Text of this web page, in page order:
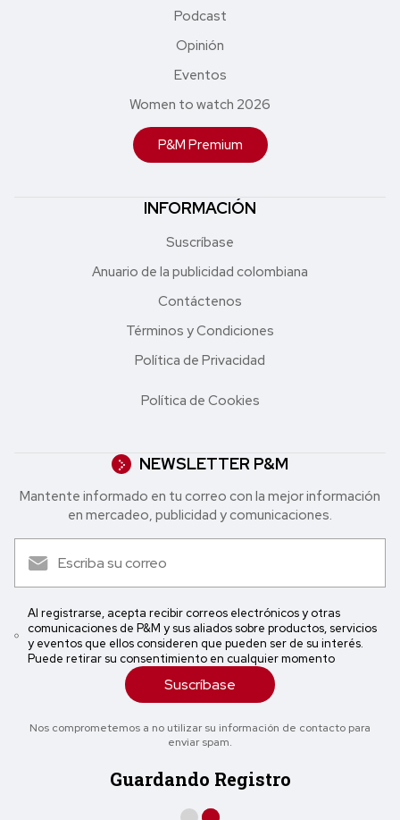
Podcast
Opinión
Eventos
Women to watch 2026
P&M Premium
INFORMACIÓN
Suscríbase
Anuario de la publicidad colombiana
Contáctenos
Términos y Condiciones
Política de Privacidad
Política de Cookies
NEWSLETTER P&M
Mantente informado en tu correo con la mejor in formación
en mercadeo, publicidad y comunicaciones.
Al registrarse, acepta recibir correos electrónicos y otras
comunicaciones de P&M y sus aliados sobre productos, servicios
y eventos que ellos consideren que pueden ser de su interés.
Puede retirar su consentimiento en cualquier momento
Suscríbase
Nos comprometemos a no utilizar su información de contacto para
enviar spam.
Guardando Registro